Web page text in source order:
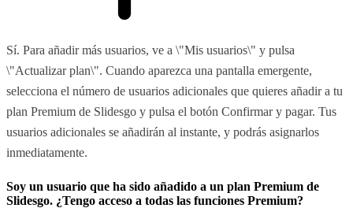
Sí. Para añadir más usuarios, ve a \"Mis usuarios\" y pulsa
\"Actualizar plan\". Cuando aparezca una pantalla emergente,
selecciona el número de usuarios adicionales que quieres añadir a tu
plan Premium de Slidesgo y pulsa el botón Confirmar y pagar. Tus
usuarios adicionales se añadirán al instante, y podrás asignarlos
inmediatamente.
Soy un usuario que ha sido añadido a un plan Premium de
Slidesgo. ¿Tengo acceso a todas las funciones Premium?